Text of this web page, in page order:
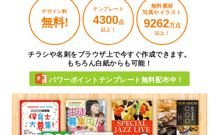
デザイン料
無料!
テンプレート
4300点
以上！
無料素材
写真やイラスト
9262万点
以上！
チラシや名刺をブラウザ上で今すぐ作成できます。
もちろん白紙からも可能！
パワーポイントテンプレート無料配布中！